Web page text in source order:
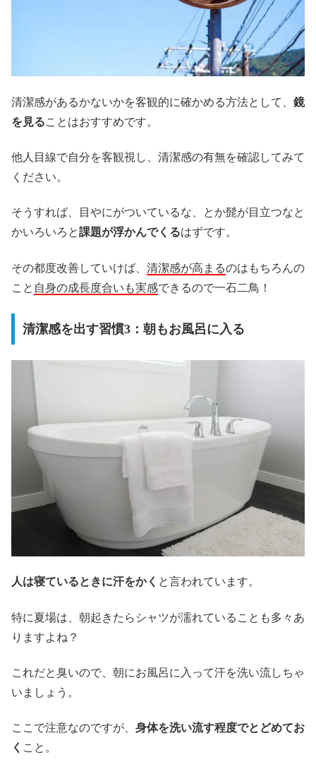
清潔感があるかないかを客観的に確かめる方法として、 鏡
を見ることはおすすめです。
他人目線で自分を客観視し、清潔感の有無を確認してみて
ください。
そうすれば、目やにがついているな、とか髭が目立つなと
かいろいろと課題が浮かんでくるはずです。
その都度改善していけば、 清潔感が高まるのはもちろんの
こと 自身の成長度合いも実感できるので一石二鳥！
清潔感を出す習慣3：朝もお風呂に入る
人は寝ているときに汗をかく と言われています。
特に夏場は、朝起きたらシャツが濡れていることも多々あ
りますよね？
これだと臭いので、朝にお風呂に入って汗を洗い流しちゃ
いましょう。
ここで注意なのですが、 身体を洗い流す程度でとどめてお
く こと。